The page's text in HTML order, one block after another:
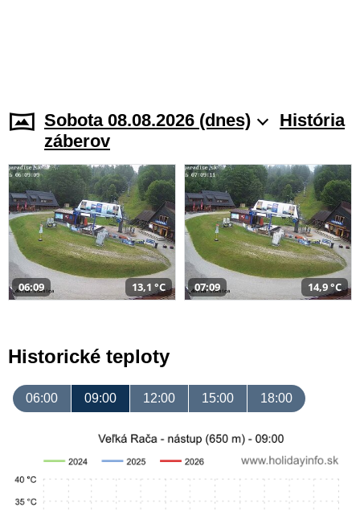
Sobota 08.08.2026 (dnes)
História
záberov
06:09 13,1 °C 07:09 14,9 °C
Historické teploty
06:00 09:00 12:00 15:00 18:00